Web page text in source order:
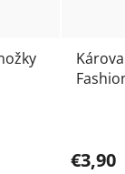
€3,90